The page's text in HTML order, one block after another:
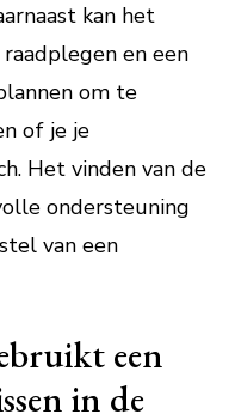
kan het
en een
om te
of je je
Het vinden van de
ondersteuning
van een
een
in de